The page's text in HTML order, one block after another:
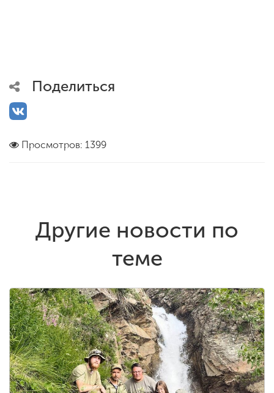
Поделиться
Просмотров: 1399
Другие новости по
теме